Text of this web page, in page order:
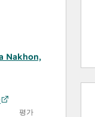
Nakhon,
평가